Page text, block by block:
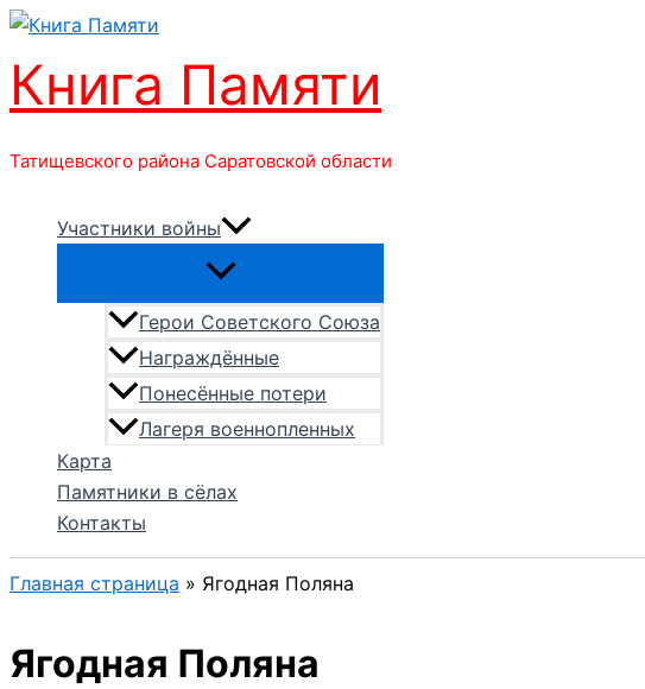
Перейти
содержимому
Книга Памяти
Татищевского района Саратовской области
Участники войны
Герои Советского Союза
Награждённые
Понесённые потери
Лагеря военнопленных
Карта
Памятники в сёлах
Контакты
Главная страница » Ягодная Поляна
Ягодная Поляна